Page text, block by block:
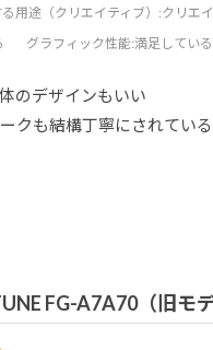
用途（クリエイティブ）:クリエ
グラフィック性能:満足している
のデザインもいい
クも結構丁寧にされている
FG-A7A70（旧モ